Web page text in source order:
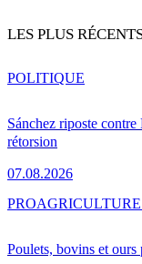
LES PLUS
Sánchez riposte
rétorsion
07.08.2026
POLITIQUE
Poulets, bovins et ours
PRO